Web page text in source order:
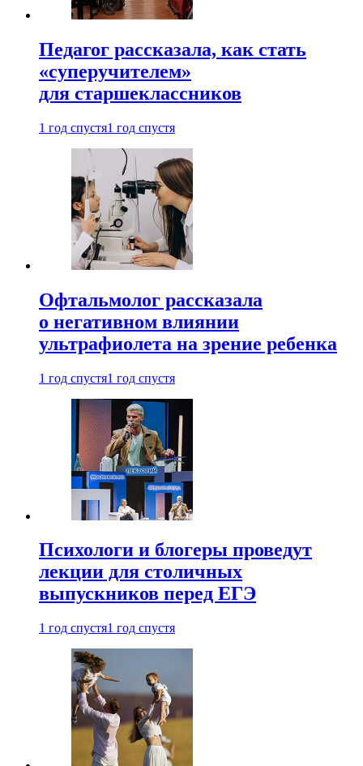
Педагог рассказала, как стать
«суперучителем»
для старшеклассников
1 год спустя1 год спустя
Офтальмолог рассказала
о негативном влиянии
ультрафиолета на зрение ребенка
1 год спустя1 год спустя
Психологи и блогеры проведут
лекции для столичных
выпускников перед ЕГЭ
1 год спустя1 год спустя